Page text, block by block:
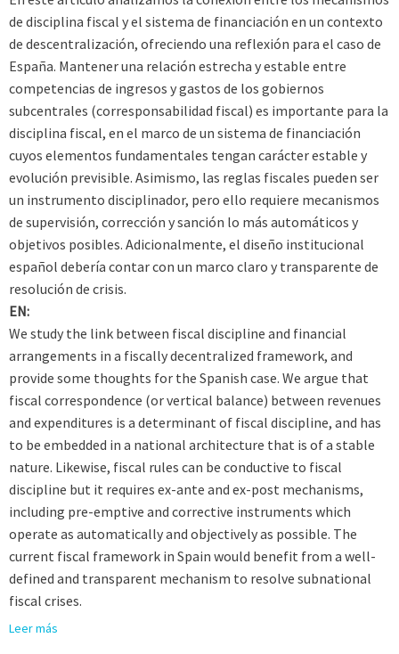
de disciplina fiscal y el sistema de financiación en un contexto
de descentralización, ofreciendo una reflexión para el caso de
España. Mantener una relación estrecha y estable entre
competencias de ingresos y gastos de los gobiernos
subcentrales (corresponsabilidad fiscal) es importante para la
disciplina fiscal, en el marco de un sistema de financiación
cuyos elementos fundamentales tengan carácter estable y
evolución previsible. Asimismo, las reglas fiscales pueden ser
un instrumento disciplinador, pero ello requiere mecanismos
de supervisión, corrección y sanción lo más automáticos y
objetivos posibles. Adicionalmente, el diseño institucional
español debería contar con un marco claro y transparente de
resolución de crisis.
EN:
We study the link between fiscal discipline and financial
arrangements in a fiscally decentralized framework, and
provide some thoughts for the Spanish case. We argue that
fiscal correspondence (or vertical balance) between revenues
and expenditures is a determinant of fiscal discipline, and has
to be embedded in a national architecture that is of a stable
nature. Likewise, fiscal rules can be conductive to fiscal
discipline but it requires ex-ante and ex-post mechanisms,
including pre-emptive and corrective instruments which
operate as automatically and objectively as possible. The
current fiscal framework in Spain would benefit from a well-
defined and transparent mechanism to resolve subnational
fiscal crises.
Leer más